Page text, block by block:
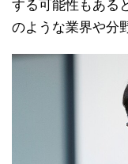
する可能性もある
のような業界や分